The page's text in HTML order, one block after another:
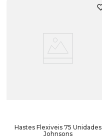
Hastes Flexiveis 75 Unidades
Johnsons